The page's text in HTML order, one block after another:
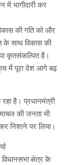
में भागीदारी कर
की गति को और
के साथ विकास की
कृतसंकल्पित है।
में पूरा देश आगे बढ़
है। प्रधानमंत्री
की जनता भी
निशाने पर लिया।
क्षेत्र के